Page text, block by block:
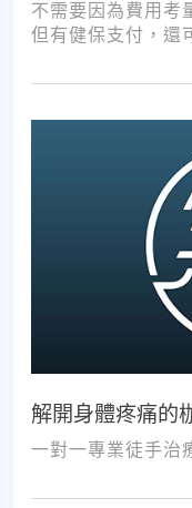
不需要因為費用考
但有健保支付，還
解開身體疼痛的
一對一專業徒手治